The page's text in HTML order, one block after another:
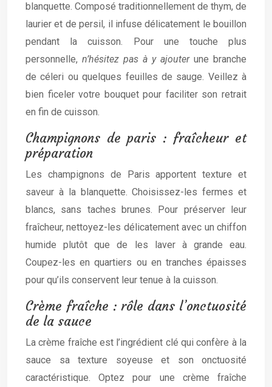
blanquette. Composé traditionnellement de thym, de
laurier et de persil, il infuse délicatement le bouillon
pendant la cuisson. Pour une touche plus
personnelle, n’hésitez pas à y ajouter une branche
de céleri ou quelques feuilles de sauge. Veillez à
bien ficeler votre bouquet pour faciliter son retrait
en fin de cuisson.
Champignons de paris : fraîcheur et
préparation
Les champignons de Paris apportent texture et
saveur à la blanquette. Choisissez-les fermes et
blancs, sans taches brunes. Pour préserver leur
fraîcheur, nettoyez-les délicatement avec un chiffon
humide plutôt que de les laver à grande eau.
Coupez-les en quartiers ou en tranches épaisses
pour qu’ils conservent leur tenue à la cuisson.
Crème fraîche : rôle dans l’onctuosité
de la sauce
La crème fraîche est l’ingrédient clé qui confère à la
sauce sa texture soyeuse et son onctuosité
caractéristique. Optez pour une crème fraîche